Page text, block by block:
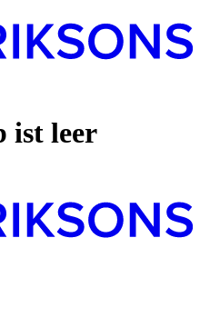
ist leer